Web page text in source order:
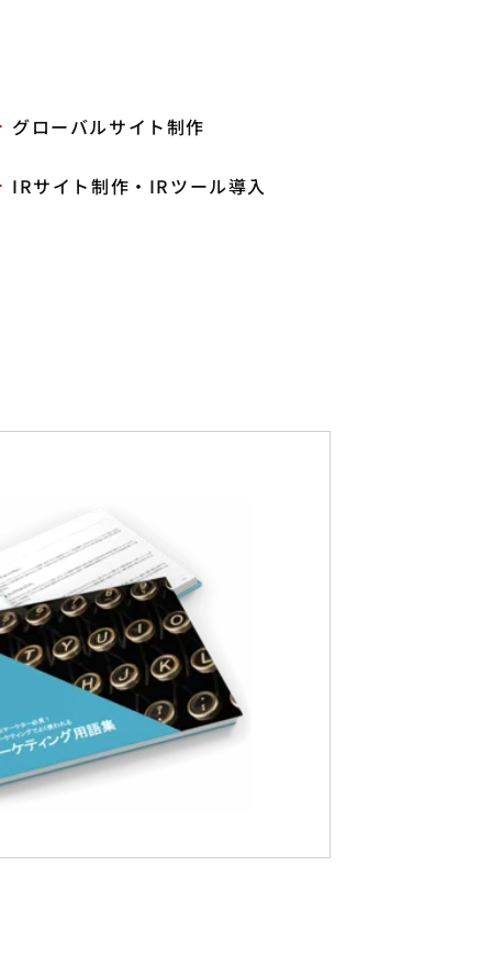
グローバルサイト制作
IRサイト制作・IRツール導入